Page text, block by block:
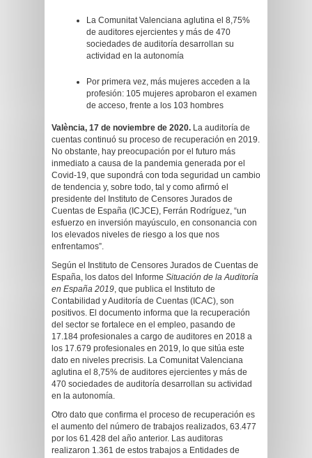
La Comunitat Valenciana aglutina el 8,75%
de auditores ejercientes y más de 470
sociedades de auditoría desarrollan su
actividad en la autonomía
Por primera vez, más mujeres acceden a la
profesión: 105 mujeres aprobaron el examen
de acceso, frente a los 103 hombres
València, 17 de noviembre de 2020. La auditoría de
cuentas continuó su proceso de recuperación en 2019.
No obstante, hay preocupación por el futuro más
inmediato a causa de la pandemia generada por el
Covid-19, que supondrá con toda seguridad un cambio
de tendencia y, sobre todo, tal y como afirmó el
presidente del Instituto de Censores Jurados de
Cuentas de España (ICJCE), Ferrán Rodríguez, “un
esfuerzo en inversión mayúsculo, en consonancia con
los elevados niveles de riesgo a los que nos
enfrentamos”.
Según el Instituto de Censores Jurados de Cuentas de
España, los datos del Informe Situación de la Auditoría
en España 2019, que publica el Instituto de
Contabilidad y Auditoría de Cuentas (ICAC), son
positivos. El documento informa que la recuperación
del sector se fortalece en el empleo, pasando de
17.184 profesionales a cargo de auditores en 2018 a
los 17.679 profesionales en 2019, lo que sitúa este
dato en niveles precrisis. La Comunitat Valenciana
aglutina el 8,75% de auditores ejercientes y más de
470 sociedades de auditoría desarrollan su actividad
en la autonomía.
Otro dato que confirma el proceso de recuperación es
el aumento del número de trabajos realizados, 63.477
por los 61.428 del año anterior. Las auditoras
realizaron 1.361 de estos trabajos a Entidades de